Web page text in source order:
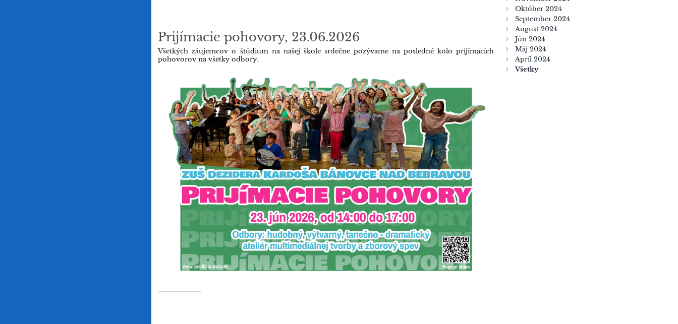
Prijímacie pohovory, 23.06.2026
Všetkých záujemcov o štúdium na našej škole srdečne pozývame na posledné kolo prijímacích
pohovorov na všetky odbory.
Október 2024
September 2024
August 2024
Jún 2024
Máj 2024
Apríl 2024
Všetky